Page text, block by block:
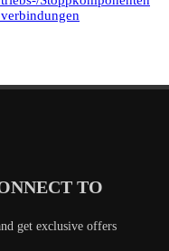
TO
get exclusive offers